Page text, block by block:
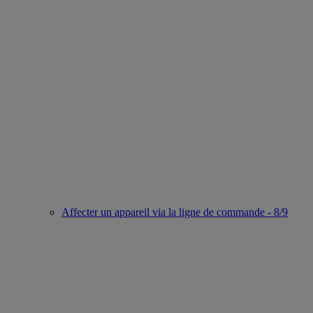
Affecter un appareil via la ligne de commande - 8/9